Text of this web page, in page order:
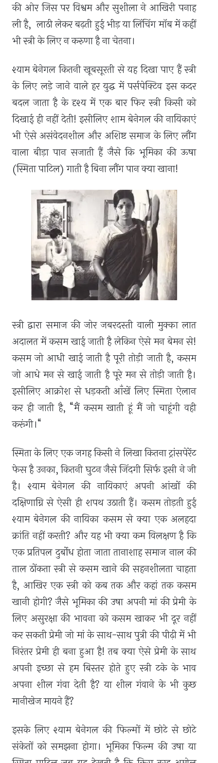
की ओर जिस पर विश्वम और सुशीला ने आखिरी पनाह
ली है, लाठी लेकर बढ़ती हुई भीड़ या लिंचिंग मॉब में कहीं
भी स्त्री के लिए न करुणा है ना चेतना।
श्याम बेनेगल कितनी खूबसूरती से यह दिखा पाए हैं स्त्री
के लिए लड़े जाने वाले हर युद्ध में पर्सपेक्टिव इस कदर
बदल जाता है के दृश्य में एक बार फिर स्त्री किसी को
दिखाई ही नहीं देती! इसीलिए शाम बेनेगल की नायिकाएं
भी ऐसे असंवेदनशील और अशिष्ट समाज के लिए लौंग
वाला बीड़ा पान सजाती हैं जैसे कि भूमिका की ऊषा
(स्मिता पाटिल) गाती है बिना लौंग पान क्या खाना!
स्त्री द्वारा समाज की जोर जबरदस्ती वाली मुक्का लात
अदालत में कसम खाई जाती है लेकिन ऐसे मन बेमन से!
कसम जो आधी खाई जाती है पूरी तोड़ी जाती है,कसम
जो आधे मन से खाई जाती है पूरे मन से तोड़ी जाती है।
इसीलिए आक्रोश से धड़कती आँखें लिए स्मिता ऐलान
कर ही जाती है, “मैं कसम खाती हूं मैं जो चाहूंगी वही
करूंगी।“
स्मिता के लिए एक जगह किसी ने लिखा कितना ट्रांसपेरेंट
फेस है उनका,कितनी घुटन जैसे जिंदगी सिर्फ इसी ने जी
है। श्याम बेनेगल की नायिकाएं अपनी आंखों की
दक्षिणाग्नि से ऐसी ही शपथ उठाती हैं। कसम तोड़ती हुई
श्याम बेनेगल की नायिका कसम से क्या एक अलहदा
क्रांति नहीं करती? और यह भी क्या कम विलक्षण है कि
एक प्रतिपल दुर्बोध होता जाता तानाशाह समाज नाल की
ताल ठोंकता स्त्री से कसम खाने की सहनशीलता चाहता
है, आखिर एक स्त्री को कब तक और कहां तक कसम
खानी होगी? जैसे भूमिका की उषा अपनी मां की प्रेमी के
लिए असुरक्षा की भावना को कसम खाकर भी दूर नहीं
कर सकती प्रेमी जो मां के साथ-साथ पुत्री की पीढ़ी में भी
निरंतर प्रेमी ही बना हुआ है! तब क्या ऐसे प्रेमी के साथ
अपनी इच्छा से हम बिस्तर होते हुए स्त्री टके के भाव
अपना शील गंवा देती है? या शील गंवाने के भी कुछ
मानीखेज मायने हैं?
इसके लिए श्याम बेनेगल की फिल्मों में छोटे से छोटे
संकेतों को समझना होगा। भूमिका फिल्म की उषा या